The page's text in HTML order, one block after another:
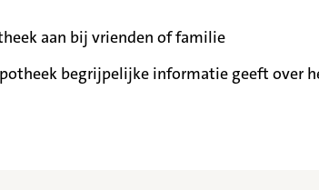
aan bij vrienden of familie
begrijpelijke informatie geeft over